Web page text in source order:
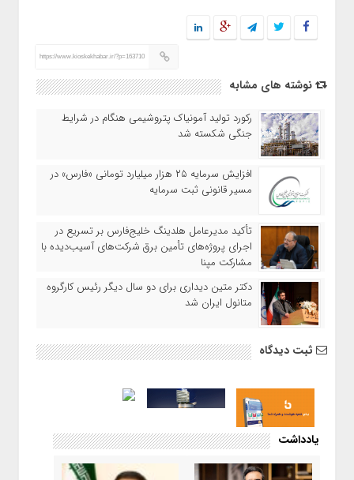
https://www.kioskekhabar.ir/?p=163710
نوشته های مشابه
رکورد تولید آمونیاک پتروشیمی هنگام در شرایط
جنگی شکسته شد
افزایش سرمایه ۲۵ هزار میلیارد تومانی «فارس» در
مسیر قانونی ثبت سرمایه
تأکید مدیرعامل هلدینگ خلیج‌فارس بر تسریع در
اجرای پروژه‌های تأمین برق شرکت‌های آسیب‌دیده با
مشارکت مپنا
دکتر متین دیداری برای دو سال دیگر رئیس کارگروه
متانول ایران شد
ثبت دیدگاه
یادداشت